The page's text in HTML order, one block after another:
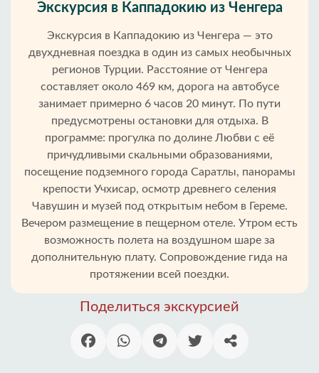
Экскурсия в Каппадокию из Ченгера
Экскурсия в Каппадокию из Ченгера — это
двухдневная поездка в один из самых необычных
регионов Турции. Расстояние от Ченгера
составляет около 469 км, дорога на автобусе
занимает примерно 6 часов 20 минут. По пути
предусмотрены остановки для отдыха. В
программе: прогулка по долине Любви с её
причудливыми скальными образованиями,
посещение подземного города Саратлы, панорамы
крепости Учхисар, осмотр древнего селения
Чавушин и музей под открытым небом в Гереме.
Вечером размещение в пещерном отеле. Утром есть
возможность полета на воздушном шаре за
дополнительную плату. Сопровождение гида на
протяжении всей поездки.
Поделиться экскурсией